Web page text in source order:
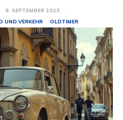
9. SEPTEMBER 2025
UND VERKEHR OLDTIMER